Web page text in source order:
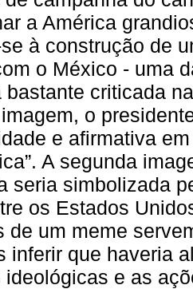
a América
à construção de
o México - uma
bastante criticada
o
e afirmativa
A segunda
seria simbolizada
os Estados
de um meme
inferir que haveria
ideológicas e as